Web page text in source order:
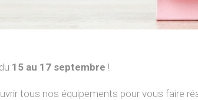
du 15 au 17 septembre !
tous nos équipements pour vous faire